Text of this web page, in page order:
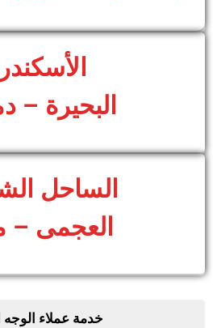
البحيرة –
الساحل
العجمى –
خدمة عملاء الوجه